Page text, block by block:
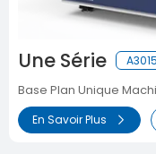
Une Série
Base Plan Unique
En Savoir Plus